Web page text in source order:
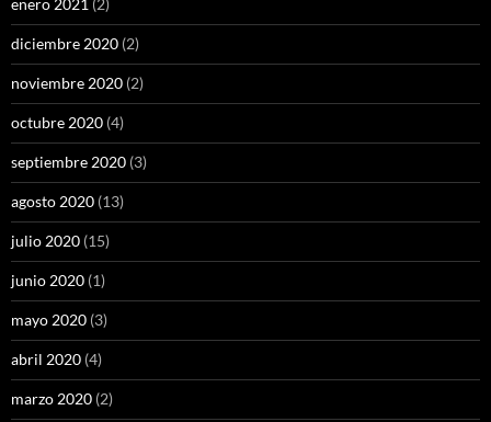
enero 2021 (2)
diciembre 2020 (2)
noviembre 2020 (2)
octubre 2020 (4)
septiembre 2020 (3)
agosto 2020 (13)
julio 2020 (15)
junio 2020 (1)
mayo 2020 (3)
abril 2020 (4)
marzo 2020 (2)